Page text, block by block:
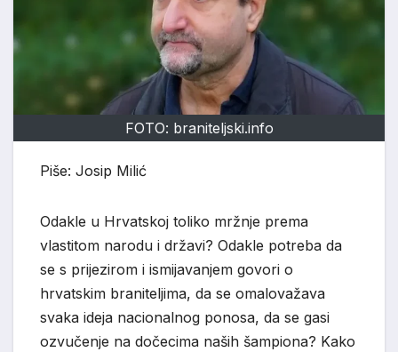
FOTO: braniteljski.info
Piše: Josip Milić
Odakle u Hrvatskoj toliko mržnje prema
vlastitom narodu i državi? Odakle potreba da
se s prijezirom i ismijavanjem govori o
hrvatskim braniteljima, da se omalovažava
svaka ideja nacionalnog ponosa, da se gasi
ozvučenje na dočecima naših šampiona? Kako